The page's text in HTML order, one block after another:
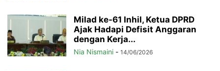
Milad ke-61 Inhil, Ketua DPRD
Ajak Hadapi Defisit Anggaran
dengan Kerja...
Nia Nismaini - 14/06/2026